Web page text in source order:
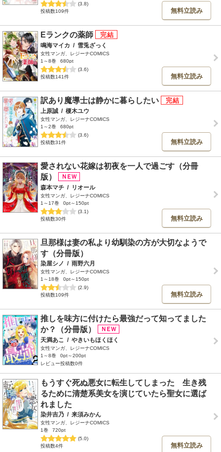
(3.8)
投稿数109件
無料立読み
Eランクの薬師
鳴海マイカ / 雪兎ざっく
女性マンガ、レジーナCOMICS
1～8巻
680pt
(3.6)
投稿数141件
無料立読み
訳あり魔導士は静かに暮らしたい
上原誠 / 榎木ユウ
女性マンガ、レジーナCOMICS
1～2巻
680pt
(3.6)
投稿数31件
無料立読み
愛されない花嫁は初夜を一人で過ごす（分冊
版）
森本マチ / リオール
女性マンガ、レジーナCOMICS
1～17巻
0pt～150pt
(3.1)
投稿数30件
無料立読み
旦那様は妻の私より幼馴染の方が大切なようで
す（分冊版）
染屋シノ / 雨野六月
女性マンガ、レジーナCOMICS
1～18巻
0pt～150pt
(2.9)
投稿数109件
無料立読み
推しを味方に付けたら最強だって知ってました
か？（分冊版）
天満あこ / やきいもほくほく
女性マンガ、レジーナCOMICS
1～8巻
0pt～200pt
レビュー投稿数0件
もうすぐ死ぬ悪女に転生してしまった 生き残
るために清楚系美女を演じていたら聖女に選ば
れました
染井吉乃 / 来須みかん
女性マンガ、レジーナCOMICS
1巻
720pt
(5.0)
投稿数4件
無料立読み